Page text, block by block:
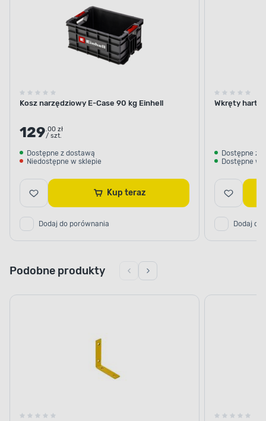
Kosz narzędziowy E-Case 90 kg Einhell
129.00 zł
/ szt.
Dostępne z dostawą
Niedostępne w sklepie
Kup teraz
Dodaj do porównania
Wkręty
Dostępne z
Dostępne w
Dodaj do
Podobne produkty